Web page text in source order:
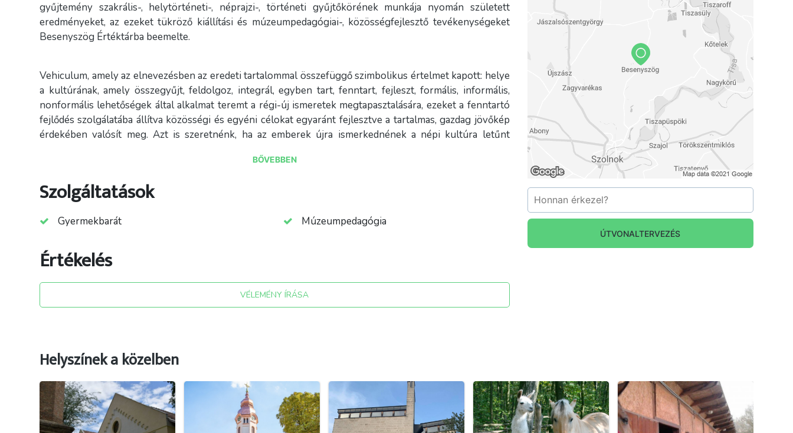
gyűjtemény szakrális-, helytörténeti-, néprajzi-, történeti gyűjtőkörének munkája nyomán született
eredményeket, az ezeket tükröző kiállítási és múzeumpedagógiai-, közösségfejlesztő tevékenységeket
Besenyszög Értéktárba beemelte.
Vehiculum, amely az elnevezésben az eredeti tartalommal összefüggő szimbolikus értelmet kapott: helye
a kultúrának, amely összegyűjt, feldolgoz, integrál, egyben tart, fenntart, fejleszt, formális, informális,
nonformális lehetőségek által alkalmat teremt a régi-új ismeretek megtapasztalására, ezeket a fenntartó
fejlődés szolgálatába állítva közösségi és egyéni célokat egyaránt fejlesztve a tartalmas, gazdag jövőkép
érdekében valósít meg. Azt is szeretnénk, ha az emberek újra ismerkednének a népi kultúra letűnt
egészségünk megőrzése, házilag gyógyítható betegségek leküzdése érdekében.
Forrás: vehiculum.hu
BŐVEBBEN
Szolgáltatások
Gyermekbarát Múzeumpedagógia
Értékelés
VÉLEMÉNY ÍRÁSA
ÚTVONALTERVEZÉS
Helyszínek a közelben